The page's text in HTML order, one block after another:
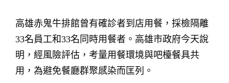
高雄赤鬼牛排館曾有確診者到店用餐，採檢隔離
33名員工和33名同時用餐者。高雄市政府今天說
明，經風險評估，考量用餐環境與吧檯餐具共
用，為避免餐廳群聚感染而匡列。